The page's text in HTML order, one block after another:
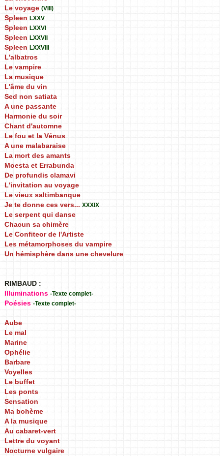
Le voyage (VIII)
Spleen LXXV
Spleen LXXVI
Spleen LXXVII
Spleen LXXVIII
L'albatros
Le vampire
La musique
L'âme du vin
Sed non satiata
A une passante
Harmonie du soir
Chant d'automne
Le fou et la Vénus
A une malabaraise
La mort des amants
Moesta et Errabunda
De profundis clamavi
L'invitation au voyage
Le vieux saltimbanque
Je te donne ces vers... XXXIX
Le serpent qui danse
Chacun sa chimère
Le Confiteor de l'Artiste
Les métamorphoses du vampire
Un hémisphère dans une chevelure
RIMBAUD :
Illuminations -Texte complet-
Poésies -Texte complet-
Aube
Le mal
Marine
Ophélie
Barbare
Voyelles
Le buffet
Les ponts
Sensation
Ma bohème
A la musique
Au cabaret-vert
Lettre du voyant
Nocturne vulgaire